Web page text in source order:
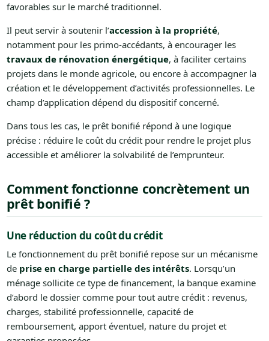
favorables sur le marché traditionnel.
Il peut servir à soutenir l’accession à la propriété,
notamment pour les primo-accédants, à encourager les
travaux de rénovation énergétique, à faciliter certains
projets dans le monde agricole, ou encore à accompagner la
création et le développement d’activités professionnelles. Le
champ d’application dépend du dispositif concerné.
Dans tous les cas, le prêt bonifié répond à une logique
précise : réduire le coût du crédit pour rendre le projet plus
accessible et améliorer la solvabilité de l’emprunteur.
Comment fonctionne concrètement un
prêt bonifié ?
Une réduction du coût du crédit
Le fonctionnement du prêt bonifié repose sur un mécanisme
de prise en charge partielle des intérêts. Lorsqu’un
ménage sollicite ce type de financement, la banque examine
d’abord le dossier comme pour tout autre crédit : revenus,
charges, stabilité professionnelle, capacité de
remboursement, apport éventuel, nature du projet et